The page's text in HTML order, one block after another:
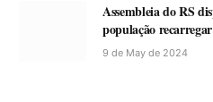
Assembleia do RS
população
9 de May de 2024